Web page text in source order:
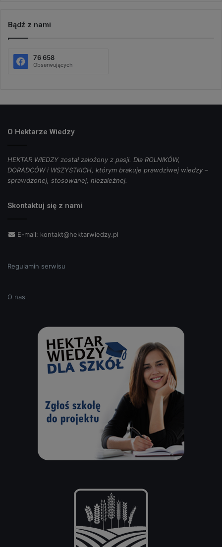
Bądź z nami
76 658
Obserwujących
O Hektarze Wiedzy
HEKTAR WIEDZY został założony z pasji. Dla ROLNIKÓW,
DORADCÓW i WSZYSTKICH, którym brakuje prawdziwej wiedzy –
sprawdzonej, stosowanej, niezależnej.
Skontaktuj się z nami
E-mail: kontakt@hektarwiedzy.pl
Regulamin serwisu
O nas